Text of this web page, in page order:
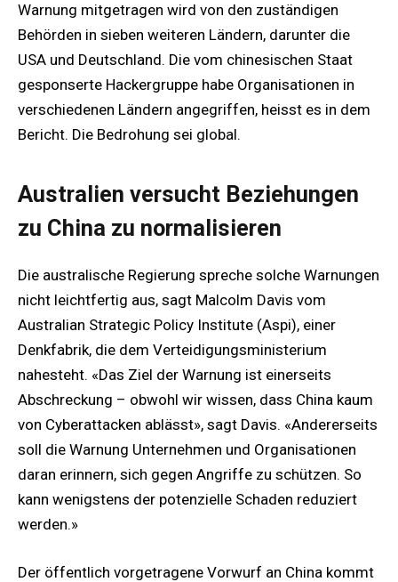
Warnung mitgetragen wird von den zuständigen
Behörden in sieben weiteren Ländern, darunter die
USA und Deutschland. Die vom chinesischen Staat
gesponserte Hackergruppe habe Organisationen in
verschiedenen Ländern angegriffen, heisst es in dem
Bericht. Die Bedrohung sei global.
Australien versucht Beziehungen
zu China zu normalisieren
Die australische Regierung spreche solche Warnungen
nicht leichtfertig aus, sagt Malcolm Davis vom
Australian Strategic Policy Institute (Aspi), einer
Denkfabrik, die dem Verteidigungsministerium
nahesteht. «Das Ziel der Warnung ist einerseits
Abschreckung – obwohl wir wissen, dass China kaum
von Cyberattacken ablässt», sagt Davis. «Andererseits
soll die Warnung Unternehmen und Organisationen
daran erinnern, sich gegen Angriffe zu schützen. So
kann wenigstens der potenzielle Schaden reduziert
werden.»
Der öffentlich vorgetragene Vorwurf an China kommt